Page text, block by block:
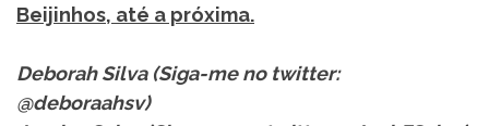
Beijinhos, até a próxima.
Deborah Silva (Siga-me no twitter:
@deboraahsv)